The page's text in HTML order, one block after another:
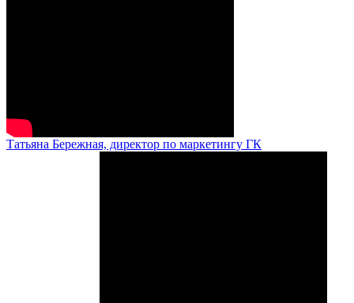
Татьяна Бережная, директор по маркетингу ГК